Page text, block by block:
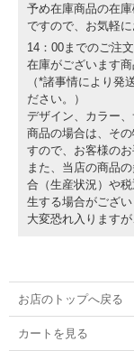
予め在庫商品の在
ですので、お気軽に
14：00までのご注
在庫がございます
（*諸事情により発
ださい。）
デザイン、カラー
商品の場合は、そ
すので、お客様の
また、当店の商品
合（生産状況）や
生する場合がござい
大変恐れ入ります
お店のトップへ戻る
カートを見る